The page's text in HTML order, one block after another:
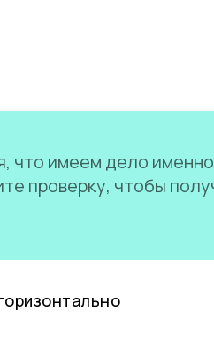
что имеем дело
проверку, чтобы